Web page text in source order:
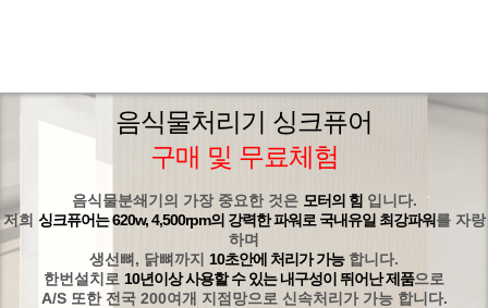
음식물처리기 싱크퓨어
구매 및 무료체험
음식물분쇄기의 가장 중요한 것은 모터의 힘 입니다.
저희 싱크퓨어는 620w, 4,500rpm의 강력한 파워로 국내유일 최강파워를 자랑
하며
생선뼈, 닭뼈까지 10초안에 처리가 가능합니다.
한번설치로 10년이상 사용할 수 있는 내구성이 뛰어난 제품으로
A/S 또한 전국 200여개 지점망으로 신속처리가 가능 합니다.